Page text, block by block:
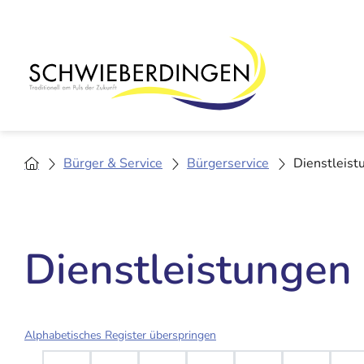
Bürger & Service Bürgerservice
Dienstleistungen
Alphabetisches Register überspringen